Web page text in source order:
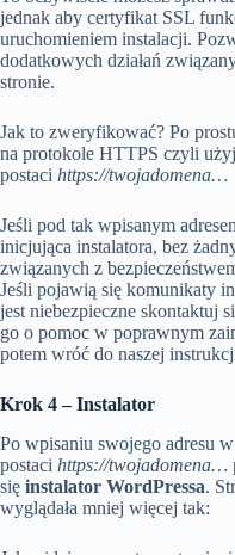
jednak aby certyfikat SSL
uruchomieniem instalacji.
dodatkowych działań
stronie.
Jak to zweryfikować? Po
na protokole HTTPS czyli
postaci https://twojadomena…
Jeśli pod tak wpisanym
inicjująca instalatora, bez
związanych z
Jeśli pojawią się komunikaty
jest niebezpieczne skontaktuj
go o pomoc w poprawnym
potem wróć do naszej
Krok 4 – Instalator
Po wpisaniu swojego adresu w
postaci https://twojadomena…
się instalator WordPressa.
wyglądała mniej więcej tak: